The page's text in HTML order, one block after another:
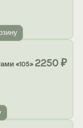
«105» 2250₽